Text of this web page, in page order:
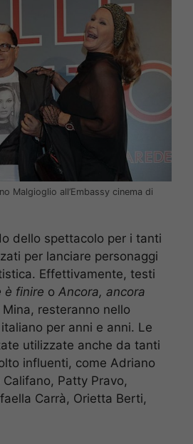
Malgioglio all’Embassy cinema di
dello spettacolo per i tanti
per lanciare personaggi
Effettivamente, testi
è finire o Ancora, ancora
resteranno nello
per anni e anni. Le
utilizzate anche da tanti
influenti, come Adriano
Patty Pravo,
Carrà, Orietta Berti,